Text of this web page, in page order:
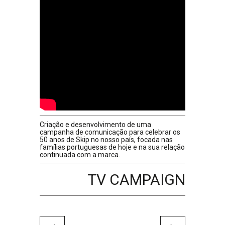
Criação e desenvolvimento de uma
campanha de comunicação para celebrar os
50 anos de Skip no nosso país, focada nas
famílias portuguesas de hoje e na sua relação
continuada com a marca.
TV CAMPAIGN